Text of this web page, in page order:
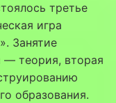
третье
игра
Занятие
— теория, вторая
образования.